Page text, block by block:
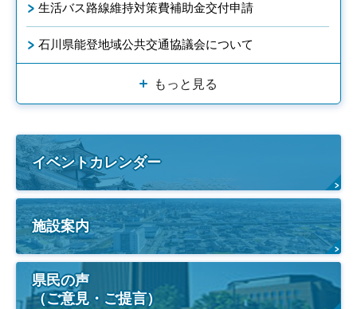
生活バス路線維持対策費補助金交付申請
石川県能登地域公共交通協議会について
もっと見る
イベントカレンダー
施設案内
県民の声
（ご意見・ご提言）